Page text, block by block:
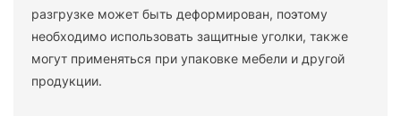
разгрузке может быть деформирован, поэтому
необходимо использовать защитные уголки, также
могут применяться при упаковке мебели и другой
продукции.